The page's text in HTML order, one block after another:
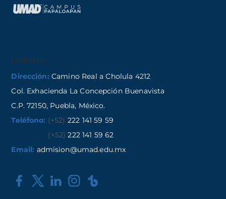
Contacto
Dirección: Camino Real a Cholula 4212
Col. Exhacienda La Concepción Buenavista
C.P. 72150, Puebla, México.
Teléfono: (+52) 222 141 59 59
(+52) 222 141 59 62
Email: admision@umad.edu.mx